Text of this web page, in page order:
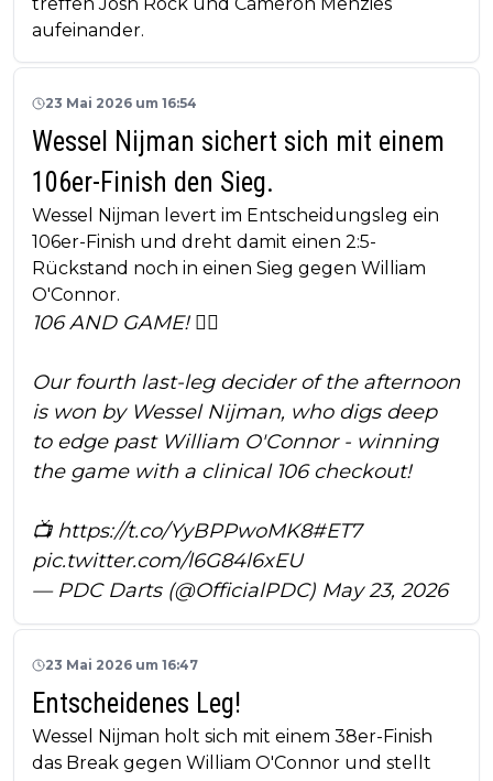
aufeinander.
23 Mai 2026 um 16:54
Wessel Nijman sichert sich mit einem
106er-Finish den Sieg.
Wessel Nijman levert im Entscheidungsleg ein
106er-Finish und dreht damit einen 2:5-
Rückstand noch in einen Sieg gegen William
O'Connor.
106 AND GAME! 😮‍💨
Our fourth last-leg decider of the afternoon
is won by Wessel Nijman, who digs deep
to edge past William O'Connor - winning
the game with a clinical 106 checkout!
📺 https://t.co/YyBPPwoMK8#ET7
pic.twitter.com/l6G84l6xEU
— PDC Darts (@OfficialPDC) May 23, 2026
23 Mai 2026 um 16:47
Entscheidenes Leg!
Wessel Nijman holt sich mit einem 38er-Finish
das Break gegen William O'Connor und stellt